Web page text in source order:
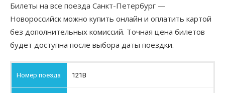
Билеты на все поезда Санкт-Петербург —
Новороссийск можно купить онлайн и оплатить картой
без дополнительных комиссий. Точная цена билетов
будет доступна после выбора даты поездки.
121В